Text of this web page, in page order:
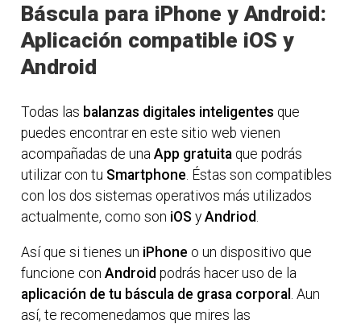
Báscula para iPhone y Android:
Aplicación compatible iOS y
Android
Todas las balanzas digitales inteligentes que
puedes encontrar en este sitio web vienen
acompañadas de unaApp gratuita que podrás
utilizar con tu Smartphone. Éstas son compatibles
con los dos sistemas operativos más utilizados
actualmente, como son iOS yAndriod.
Así que si tienes un iPhone o un dispositivo que
funcione conAndroid podrás hacer uso de la
aplicación de tu báscula de grasa corporal . Aun
así, te recomenedamos que mires las